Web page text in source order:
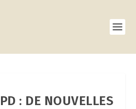
: DE NOUVELLES